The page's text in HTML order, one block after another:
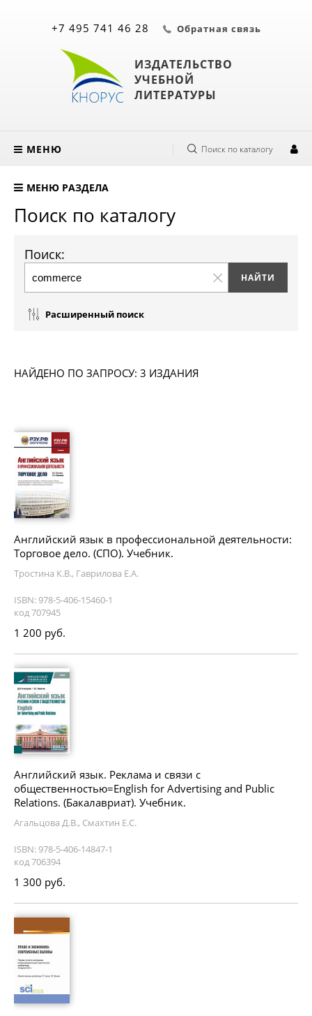
ИЗДАТЕЛЬСТВО
УЧЕБНОЙ
ЛИТЕРАТУРЫ
+7 495 741 46 28 Обратная связь
МЕНЮ Поиск по каталогу
МЕНЮ РАЗДЕЛА
Поиск по каталогу
Поиск:
Расширенный поиск
НАЙДЕНО ПО ЗАПРОСУ: 3 ИЗДАНИЯ
Английский язык в профессиональной деятельности:
Торговое дело. (СПО). Учебник.
Тростина К.В., Гаврилова Е.А.
ISBN: 978-5-406-15460-1
код 707945
1 200 руб.
Английский язык. Реклама и связи с
общественностью=English for Advertising and Public
Relations. (Бакалавриат). Учебник.
Агальцова Д.В., Смахтин Е.С.
ISBN: 978-5-406-14847-1
код 706394
1 300 руб.